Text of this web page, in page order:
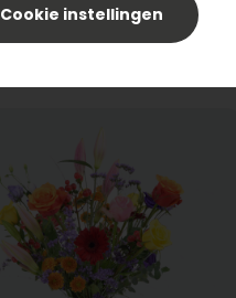
Cookie instellingen